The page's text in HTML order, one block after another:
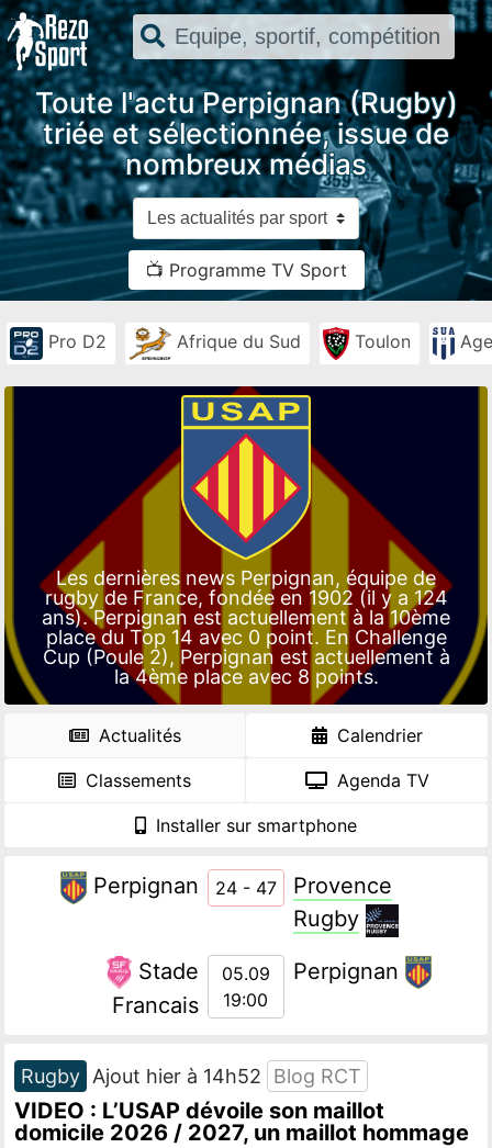
Toute l'actu Perpignan (Rugby)
triée et sélectionnée, issue de
nombreux médias
📺 Programme TV Sport
Pro D2 Afrique du Sud Toulon
Les dernières news Perpignan, équipe de
rugby de France, fondée en 1902 (il y a 124
ans). Perpignan est actuellement à la 10ème
place du Top 14 avec 0 point. En Challenge
Cup (Poule 2), Perpignan est actuellement à
la 4ème place avec 8 points.
Actualités Calendrier
Classements Agenda TV
Installer sur smartphone
Perpignan 24 - 47
Provence
Rugby
Stade
Francais
05.09
19:00
Perpignan
Rugby Ajout hier à 14h52 Blog RCT
VIDEO : L’USAP dévoile son maillot
domicile 2026 / 2027, un maillot hommage